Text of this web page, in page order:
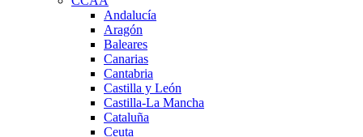
Andalucía
Aragón
Baleares
Canarias
Cantabria
Castilla y León
Castilla-La Mancha
Cataluña
Ceuta